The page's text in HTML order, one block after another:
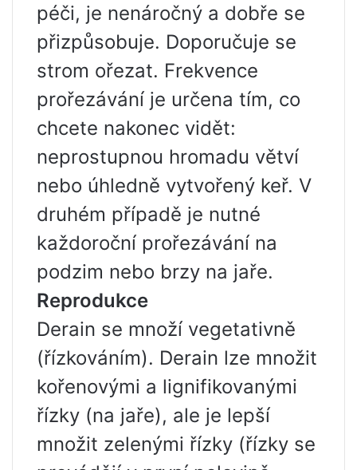
péči, je nenáročný a dobře se
přizpůsobuje. Doporučuje se
strom ořezat. Frekvence
prořezávání je určena tím, co
chcete nakonec vidět:
neprostupnou hromadu větví
nebo úhledně vytvořený keř. V
druhém případě je nutné
každoroční prořezávání na
podzim nebo brzy na jaře.
Reprodukce
Derain se množí vegetativně
(řízkováním). Derain lze množit
kořenovými a lignifikovanými
řízky (na jaře), ale je lepší
množit zelenými řízky (řízky se